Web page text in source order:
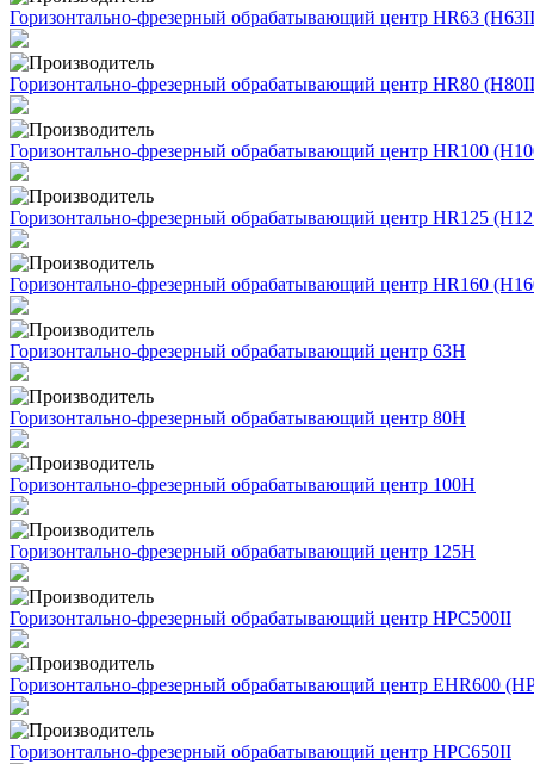
Горизонтально-фрезерный обрабатывающий центр HR63
Горизонтально-фрезерный обрабатывающий центр HR80
Горизонтально-фрезерный обрабатывающий центр HR100
Горизонтально-фрезерный обрабатывающий центр HR125
Горизонтально-фрезерный обрабатывающий центр HR160
Горизонтально-фрезерный обрабатывающий центр 63H
Горизонтально-фрезерный обрабатывающий центр 80H
Горизонтально-фрезерный обрабатывающий центр 100H
Горизонтально-фрезерный обрабатывающий центр 125H
Горизонтально-фрезерный обрабатывающий центр HPC500II
Горизонтально-фрезерный обрабатывающий центр EHR600
Горизонтально-фрезерный обрабатывающий центр HPC650II